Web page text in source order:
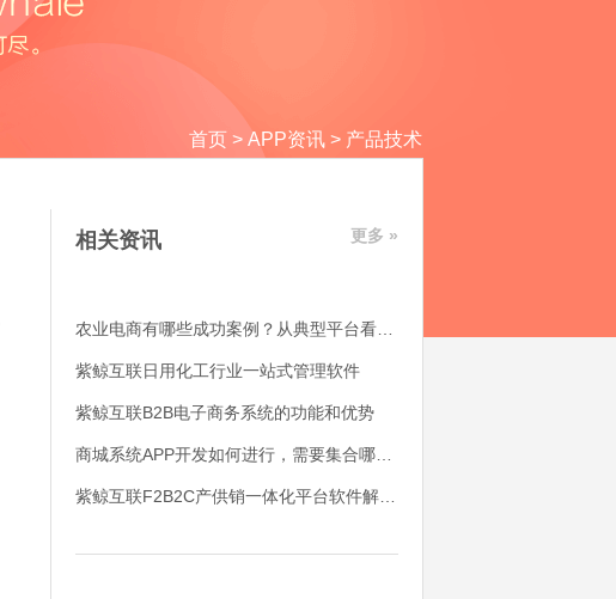
首页 > APP资讯 > 产品技术
相关资讯 更多 »
紫鲸互联日用化工行业一站式管理软件
紫鲸互联B2B电子商务系统的功能和优势